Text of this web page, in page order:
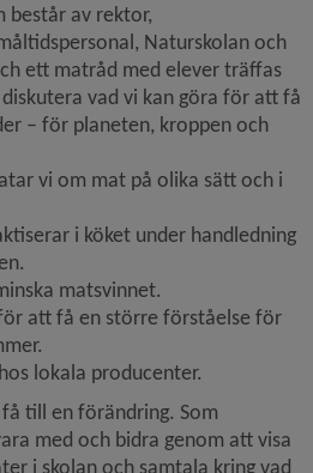
består av rektor,
Naturskolan och
ett matråd med elever träffas
vad vi kan göra för att få
– för planeten, kroppen och
vi om mat på olika sätt och i
i köket under handledning
matsvinnet.
att få en större förståelse för
lokala producenter.
till en förändring. Som
med och bidra genom att visa
i skolan och samtala kring vad